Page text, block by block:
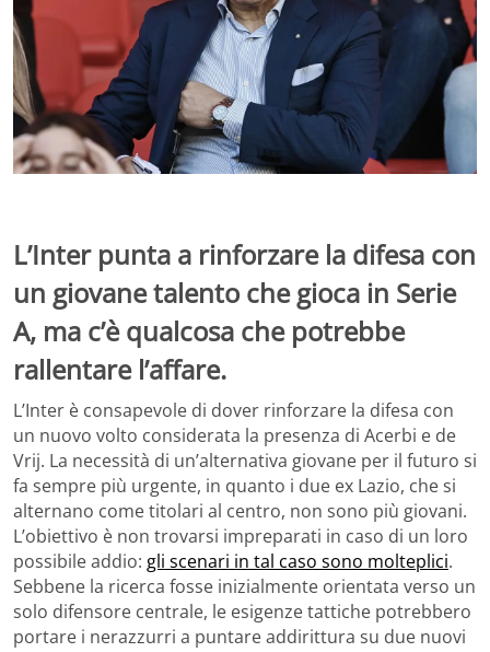
L’Inter punta a rinforzare la difesa con
un giovane talento che gioca in Serie
A, ma c’è qualcosa che potrebbe
rallentare l’affare.
L’Inter è consapevole di dover rinforzare la difesa con
un nuovo volto considerata la presenza di Acerbi e de
Vrij. La necessità di un’alternativa giovane per il futuro si
fa sempre più urgente, in quanto i due ex Lazio, che si
alternano come titolari al centro, non sono più giovani.
L’obiettivo è non trovarsi impreparati in caso di un loro
possibile addio: gli scenari in tal caso sono molteplici.
Sebbene la ricerca fosse inizialmente orientata verso un
solo difensore centrale, le esigenze tattiche potrebbero
portare i nerazzurri a puntare addirittura su due nuovi